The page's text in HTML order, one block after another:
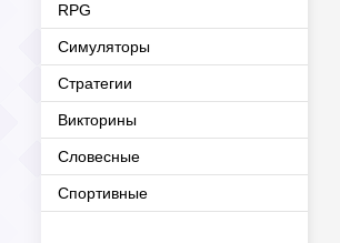
RPG
Симуляторы
Стратегии
Викторины
Словесные
Спортивные